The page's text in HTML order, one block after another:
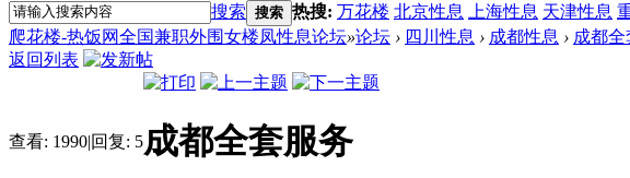
搜索 搜索 热搜: 万花楼 北京性息 上海性息 天津性息
爬花楼-热饭网全国兼职外围女楼凤性息论坛»论坛 › 四川性息 › 成都性息 › 成都
返回列表
查看: 1990|回复: 5成都全套服务